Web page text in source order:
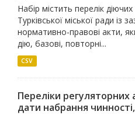
Набір містить перелік
Турківської міської ради із
нормативно-правові акти,
дію, базові, повторні...
CSV
Переліки регуляторних
дати набрання